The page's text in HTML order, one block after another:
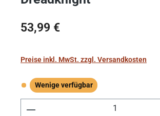
Regulärer Preis:
53,99 €
Preise inkl. MwSt. zzgl. Versandkosten
Wenige verfügbar
Wenige verfügbar
Produkt Anzahl: Gib den